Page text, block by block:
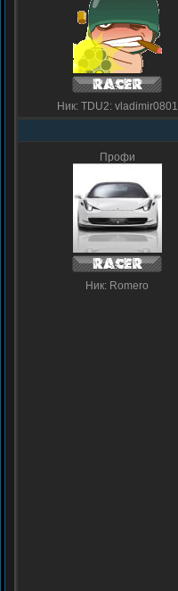
Ник: TDU2: vladimir0801
Профи
Ник: Romero